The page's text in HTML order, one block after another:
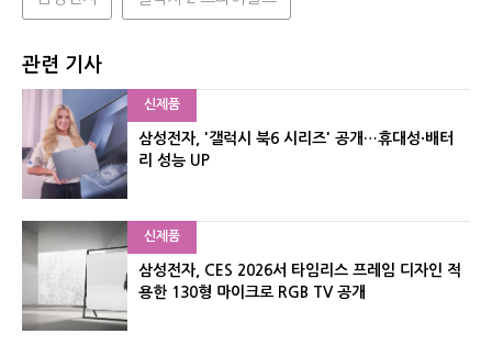
관련 기사
신제품
삼성전자, '갤럭시 북6 시리즈' 공개…휴대성·배터
리 성능 UP
신제품
삼성전자, CES 2026서 타임리스 프레임 디자인 적
용한 130형 마이크로 RGB TV 공개